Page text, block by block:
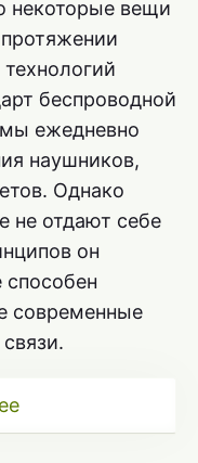
некоторые вещи
беспроводной
ежедневно
наушников,
Однако
не отдают себе
он
способен
современные